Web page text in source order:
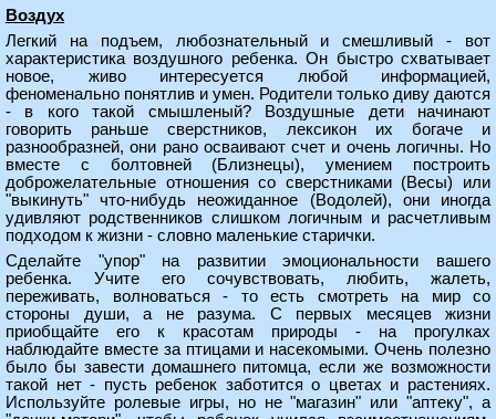
Воздух
Легкий на подъем, любознательный и смешливый - вот
характеристика воздушного ребенка. Он быстро схватывает
новое, живо интересуется любой информацией,
феноменально понятлив и умен. Родители только диву даются
- в кого такой смышленый? Воздушные дети начинают
говорить раньше сверстников, лексикон их богаче и
разнообразней, они рано осваивают счет и очень логичны. Но
вместе с болтовней (Близнецы), умением построить
доброжелательные отношения со сверстниками (Весы) или
"выкинуть" что-нибудь неожиданное (Водолей), они иногда
удивляют родственников слишком логичным и расчетливым
подходом к жизни - словно маленькие старички.
Сделайте "упор" на развитии эмоциональности вашего
ребенка. Учите его сочувствовать, любить, жалеть,
переживать, волноваться - то есть смотреть на мир со
стороны души, а не разума. С первых месяцев жизни
приобщайте его к красотам природы - на прогулках
наблюдайте вместе за птицами и насекомыми. Очень полезно
было бы завести домашнего питомца, если же возможности
такой нет - пусть ребенок заботится о цветах и растениях.
Используйте ролевые игры, но не "магазин" или "аптеку", а